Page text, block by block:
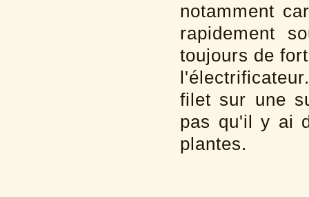
notamment
rapidement
toujours de
filet sur une
pas qu'il y ai
plantes.